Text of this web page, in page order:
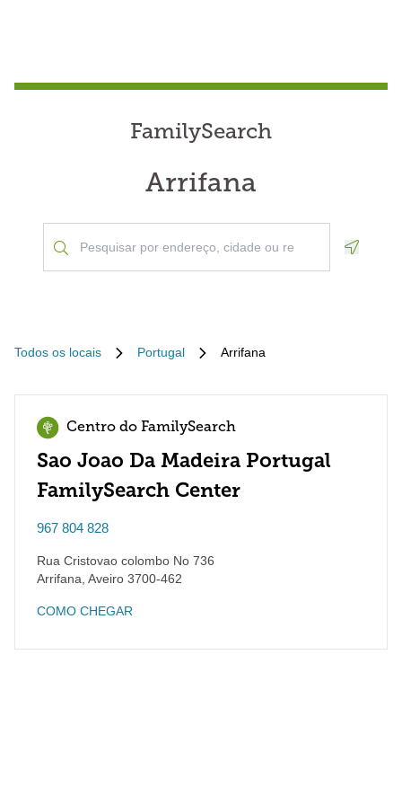
FamilySearch
Arrifana
Todos os locais Portugal Arrifana
Centro do FamilySearch
Sao Joao Da Madeira Portugal
FamilySearch Center
967 804 828
Rua Cristovao colombo No 736
Arrifana Aveiro 3700-462
COMO CHEGAR